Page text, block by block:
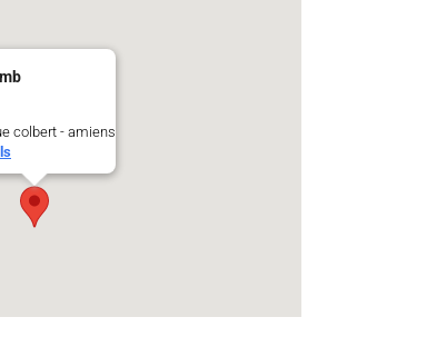
colbert - amiens